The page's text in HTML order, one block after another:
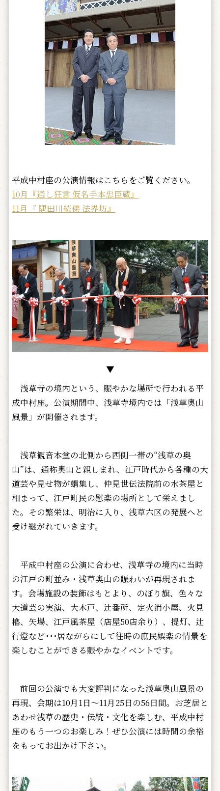
平成中村座の公演情報はこちらをご覧ください。
10月『通し狂言 仮名手本忠臣蔵』
11月『 隅田川続俤 法界坊』
▼
浅草寺の境内という、賑やかな場所で行われる平
成中村座。公演期間中、浅草寺境内では「浅草奥山
風景」が開催されます。
浅草観音本堂の北側から西側一帯の“浅草の奥
山”は、通称奥山と親しまれ、江戸時代から各種の大
道芸や見せ物が蝟集し、仲見世伝法院前の水茶屋と
相まって、江戸町民の慰楽の場所として栄えまし
た。その繁栄は、明治に入り、浅草六区の発展へと
受け継がれていきます。
平成中村座の公演に合わせ、浅草寺の境内に当時
の江戸の町並み・浅草奥山の賑わいが再現されま
す。会場施設の装飾はもとより、のぼり旗、色々な
大道芸の実演、大木戸、辻番所、定火消小屋、火見
櫓、矢場、江戸風茶屋（店屋50店余り）、提灯、辻
行燈など･･･居ながらにして往時の庶民娯楽の情景を
楽しむことができる賑やかなイベントです。
前回の公演でも大変評判になった浅草奥山風景の
再現、会期は10月1日～11月25日の56日間。お芝居と
あわせ浅草の歴史・伝統・文化を楽しむ、平成中村
座のもう一つのお楽しみ！ぜひ公演には時間の余裕
をもってお出かけ下さい。